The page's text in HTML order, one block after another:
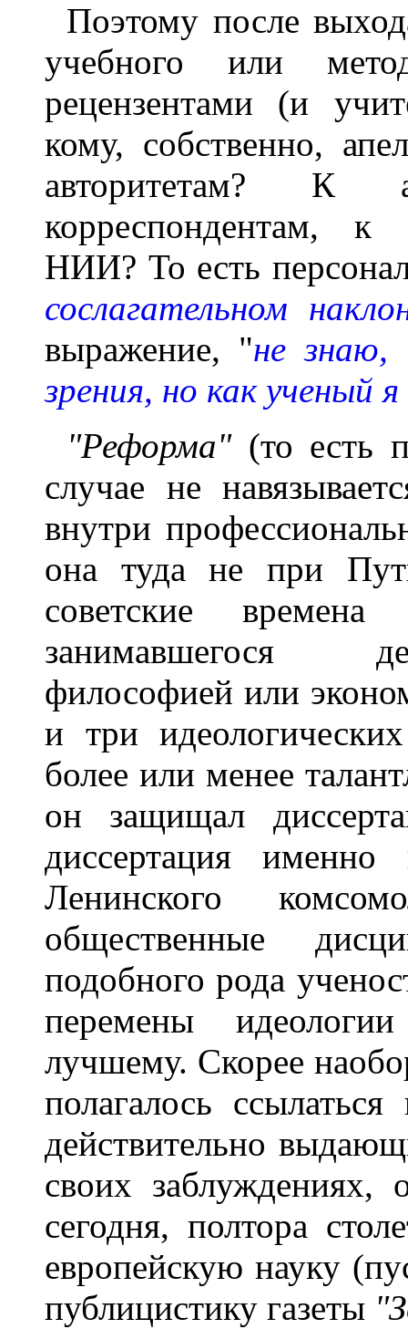
Поэтому после
учебного или
рецензентами (и
кому, собственно,
авторитетам? К
корреспондентам, к
НИИ? То есть
сослагательном
выражение, "не знаю,
зрения, но как ученый
"Реформа"(то есть
случае не
внутри
она туда не при
советские
занимавшегося
философией или
и три
более или менее
он защищал
диссертация
Ленинского
общественные
подобного рода
перемены
лучшему. Скорее
полагалось
действительно
своих заблуждениях,
сегодня, полтора
европейскую науку
публицистику газеты